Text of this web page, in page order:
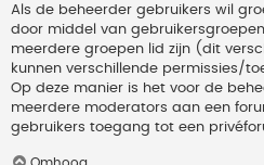
Als de beheerder gebruikers wil
door middel van
meerdere groepen lid zijn (dit
kunnen verschillende permissies/
Op deze manier is het voor de
meerdere moderators aan een
gebruikers toegang tot een